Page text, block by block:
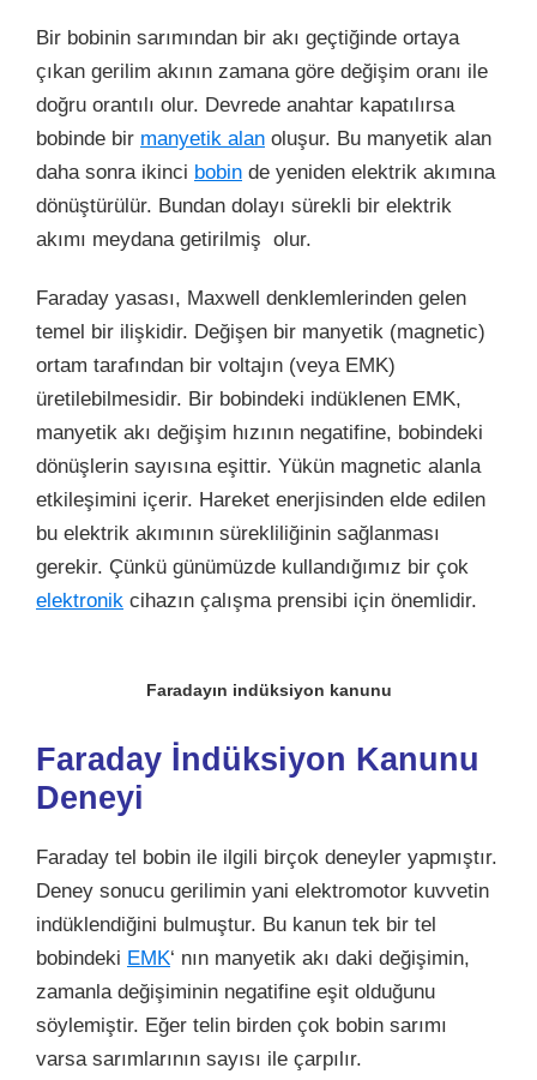
Bir bobinin sarımından bir akı geçtiğinde ortaya
çıkan gerilim akının zamana göre değişim oranı ile
doğru orantılı olur. Devrede anahtar kapatılırsa
bobinde bir manyetik alan oluşur. Bu manyetik alan
daha sonra ikinci bobin de yeniden elektrik akımına
dönüştürülür. Bundan dolayı sürekli bir elektrik
akımı meydana getirilmiş olur.
Faraday yasası, Maxwell denklemlerinden gelen
temel bir ilişkidir. Değişen bir manyetik (magnetic)
ortam tarafından bir voltajın (veya EMK)
üretilebilmesidir. Bir bobindeki indüklenen EMK,
manyetik akı değişim hızının negatifine, bobindeki
dönüşlerin sayısına eşittir. Yükün magnetic alanla
etkileşimini içerir. Hareket enerjisinden elde edilen
bu elektrik akımının sürekliliğinin sağlanması
gerekir. Çünkü günümüzde kullandığımız bir çok
elektronik cihazın çalışma prensibi için önemlidir.
Faradayın indüksiyon kanunu
Faraday İndüksiyon Kanunu
Deneyi
Faraday tel bobin ile ilgili birçok deneyler yapmıştır.
Deney sonucu gerilimin yani elektromotor kuvvetin
indüklendiğini bulmuştur. Bu kanun tek bir tel
bobindeki EMK‘ nın manyetik akı daki değişimin,
zamanla değişiminin negatifine eşit olduğunu
söylemiştir. Eğer telin birden çok bobin sarımı
varsa sarımlarının sayısı ile çarpılır.